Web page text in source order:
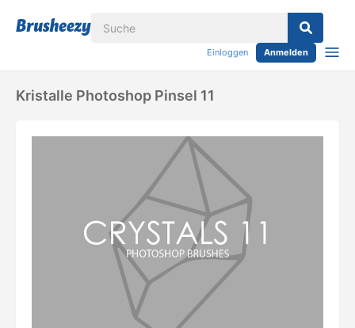
Einloggen Anmelden
Kristalle Photoshop Pinsel 11